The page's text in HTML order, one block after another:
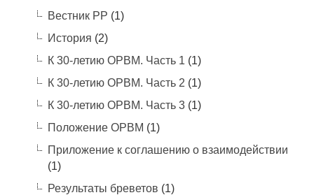
Вестник РР (1)
История (2)
К 30-летию ОРВМ. Часть 1 (1)
К 30-летию ОРВМ. Часть 2 (1)
К 30-летию ОРВМ. Часть 3(1)
Положение ОРВМ (1)
Приложение к соглашению о взаимодействии
(1)
Результаты бреветов (1)